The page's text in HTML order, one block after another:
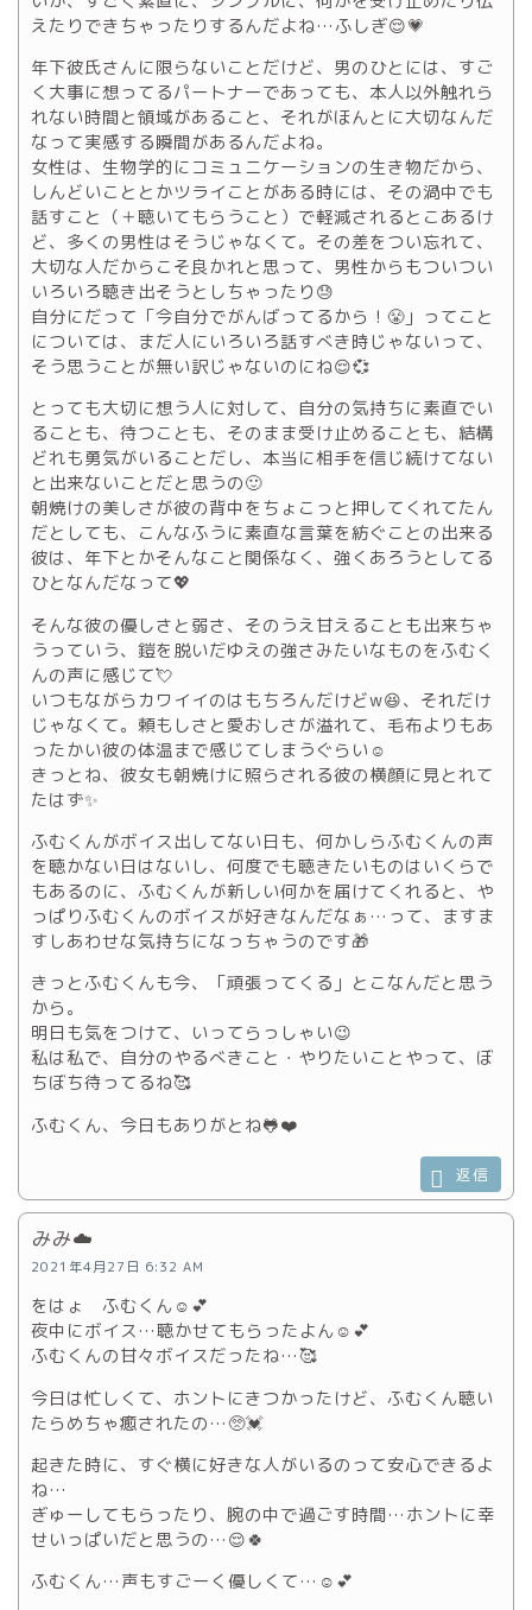
えたりできちゃったりするんだよね…ふしぎ😌💗
年下彼氏さんに限らないことだけど、男のひとには、すご
く大事に想ってるパートナーであっても、本人以外触れら
れない時間と領域があること、それがほんとに大切なんだ
なって実感する瞬間があるんだよね。
女性は、生物学的にコミュニケーションの生き物だから、
しんどいこととかツライことがある時には、その渦中でも
話すこと（＋聴いてもらうこと）で軽減されるとこあるけ
ど、多くの男性はそうじゃなくて。その差をつい忘れて、
大切な人だからこそ良かれと思って、男性からもついつい
いろいろ聴き出そうとしちゃったり😓
自分にだって「今自分でがんばってるから！😤」ってこと
については、まだ人にいろいろ話すべき時じゃないって、
そう思うことが無い訳じゃないのにね😌💞
とっても大切に想う人に対して、自分の気持ちに素直でい
ることも、待つことも、そのまま受け止めることも、結構
どれも勇気がいることだし、本当に相手を信じ続けてない
と出来ないことだと思うの🙂
朝焼けの美しさが彼の背中をちょこっと押してくれてたん
だとしても、こんなふうに素直な言葉を紡ぐことの出来る
彼は、年下とかそんなこと関係なく、強くあろうとしてる
ひとなんだなって💖
そんな彼の優しさと弱さ、そのうえ甘えることも出来ちゃ
うっていう、鎧を脱いだゆえの強さみたいなものをふむく
んの声に感じて💘
いつもながらカワイイのはもちろんだけどw😆、それだけ
じゃなくて。頼もしさと愛おしさが溢れて、毛布よりもあ
ったかい彼の体温まで感じてしまうぐらい☺️
きっとね、彼女も朝焼けに照らされる彼の横顔に見とれて
たはず✨
ふむくんがボイス出してない日も、何かしらふむくんの声
を聴かない日はないし、何度でも聴きたいものはいくらで
もあるのに、ふむくんが新しい何かを届けてくれると、や
っぱりふむくんのボイスが好きなんだなぁ…って、ますま
すしあわせな気持ちになっちゃうのです🎁
きっとふむくんも今、「頑張ってくる」とこなんだと思う
から。
明日も気をつけて、いってらっしゃい😉
私は私で、自分のやるべきこと・やりたいことやって、ぼ
ちぼち待ってるね🥰
ふむくん、今日もありがとね🐸❤️
返信
みみ☁️
2021年4月27日 6:32 AM
をはょ ふむくん☺️💕
夜中にボイス…聴かせてもらったよん☺️💕
ふむくんの甘々ボイスだったね…🥰
今日は忙しくて、ホントにきつかったけど、ふむくん聴い
たらめちゃ癒されたの…🥺💓
起きた時に、すぐ横に好きな人がいるのって安心できるよ
ね…
ぎゅーしてもらったり、腕の中で過ごす時間…ホントに幸
せいっぱいだと思うの…😌🍀
ふむくん…声もすごーく優しくて…☺️💕